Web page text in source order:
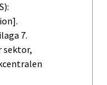
7.
sektor,